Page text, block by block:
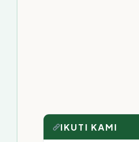
IKUTI KAMI